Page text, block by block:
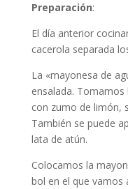
Preparación:
El día anterior
cacerola separada
La «mayonesa de
ensalada.
con zumo de limón,
También se puede
lata de atún.
Colocamos la
bol en el que vamos